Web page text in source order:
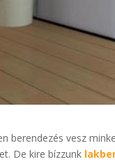
berendezés vesz
De kire bízzunk